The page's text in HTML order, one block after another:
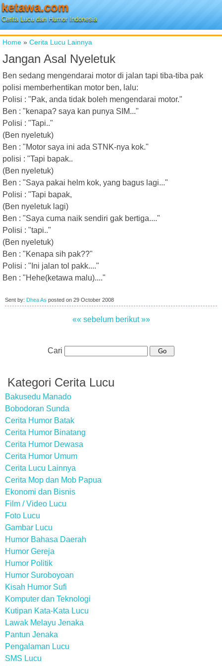
ketawa.com
Cerita Lucu dan Humor Indonesia
Home » Cerita Lucu Lainnya
Jangan Asal Nyeletuk
Ben sedang mengendarai motor di jalan tapi tiba-tiba pak
polisi memberhentikan motor ben, lalu:
Polisi : "Pak, anda tidak boleh mengendarai motor."
Ben : "kenapa? saya kan punya SIM..."
Polisi : "Tapi.."
(Ben nyeletuk)
Ben : "Motor saya ini ada STNK-nya kok."
polisi : "Tapi bapak..
(Ben nyeletuk)
Ben : "Saya pakai helm kok, yang bagus lagi..."
Polisi : "Tapi bapak,
(Ben nyeletuk lagi)
Ben : "Saya cuma naik sendiri gak bertiga...."
Polisi : "tapi.."
(Ben nyeletuk)
Ben : "Kenapa sih pak??"
Polisi : "Ini jalan tol pakk...."
Ben : "Hehe(ketawa malu)...."
Sent by: Dhea As posted on 29 October 2008
«« sebelum berikut »»
Cari
Kategori Cerita Lucu
Bakusedu Manado
Bobodoran Sunda
Cerita Humor Batak
Cerita Humor Binatang
Cerita Humor Dewasa
Cerita Humor Umum
Cerita Lucu Lainnya
Cerita Mop dan Mob Papua
Ekonomi dan Bisnis
Film / Video Lucu
Foto Lucu
Gambar Lucu
Humor Bahasa Daerah
Humor Gereja
Humor Politik
Humor Suroboyoan
Kisah Humor Sufi
Komputer dan Teknologi
Kutipan Kata-Kata Lucu
Lawak Melayu Jenaka
Pantun Jenaka
Pengalaman Lucu
SMS Lucu